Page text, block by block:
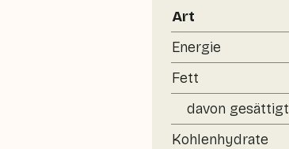
Art
Energie
Fett
davon gesättigt
Kohlenhydrate